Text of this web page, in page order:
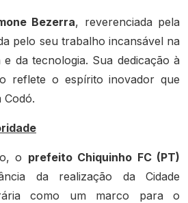
Bezerra, reverenciada pela
pelo seu trabalho incansável na
da tecnologia. Sua dedicação à
reflete o espírito inovador que
Codó.
o prefeito Chiquinho FC (PT)
da realização da Cidade
como um marco para o